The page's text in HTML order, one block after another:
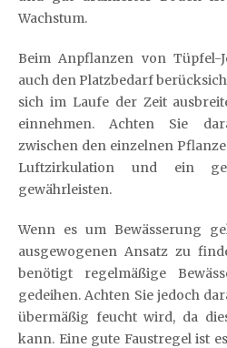
Wachstum.
Beim Anpflanzen von Tüpfel-
auch den Platzbedarf
sich im Laufe der Zeit
einnehmen. Achten Sie
zwischen den einzelnen
Luftzirkulation und ein
gewährleisten.
Wenn es um Bewässerung
ausgewogenen Ansatz zu
benötigt regelmäßige
gedeihen. Achten Sie jedoch
übermäßig feucht wird, da
kann. Eine gute Faustregel ist